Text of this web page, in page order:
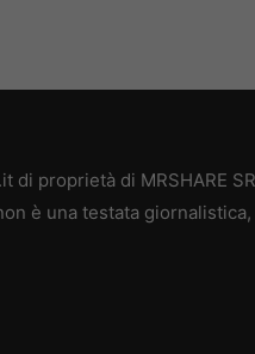
di proprietà di MRSHARE
è una testata